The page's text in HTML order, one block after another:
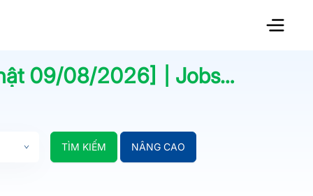
09/08/2026] | Jobsnew.vn
TÌM KIẾM NÂNG CAO